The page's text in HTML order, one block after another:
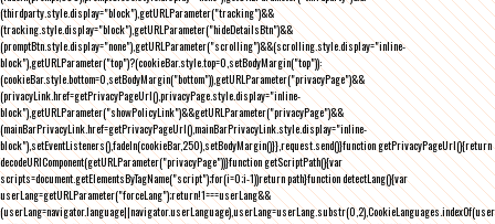
(thirdparty.style.display="block"),getURLParameter("tracking")&&
(tracking.style.display="block"),getURLParameter("hideDetailsBtn")&&
(promptBtn.style.display="none"),getURLParameter("scrolling")&&(scrolling.style.display="inline-
block"),getURLParameter("top")?(cookieBar.style.top=0,setBodyMargin("top")):
(cookieBar.style.bottom=0,setBodyMargin("bottom")),getURLParameter("privacyPage")&&
(privacyLink.href=getPrivacyPageUrl(),privacyPage.style.display="inline-
block"),getURLParameter("showPolicyLink")&&getURLParameter("privacyPage")&&
(mainBarPrivacyLink.href=getPrivacyPageUrl(),mainBarPrivacyLink.style.display="inline-
block"),setEventListeners(),fadeIn(cookieBar,250),setBodyMargin()}},request.send()}function getPrivacyPageUrl(){return
decodeURIComponent(getURLParameter("privacyPage"))}function getScriptPath(){var
scripts=document.getElementsByTagName("script");for(i=0;i-1))return path}function detectLang(){var
userLang=getURLParameter("forceLang");return!1===userLang&&